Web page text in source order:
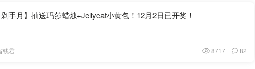
剁手月】抽送玛莎蜡烛+Jellycat小黄包！12月2日已开奖！
钱君 8717 82